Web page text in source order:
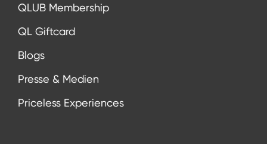
QLUB Membership
QL Giftcard
Blogs
Presse & Medien
Priceless Experiences